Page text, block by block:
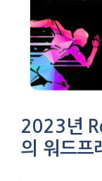
2023년
의 워드프